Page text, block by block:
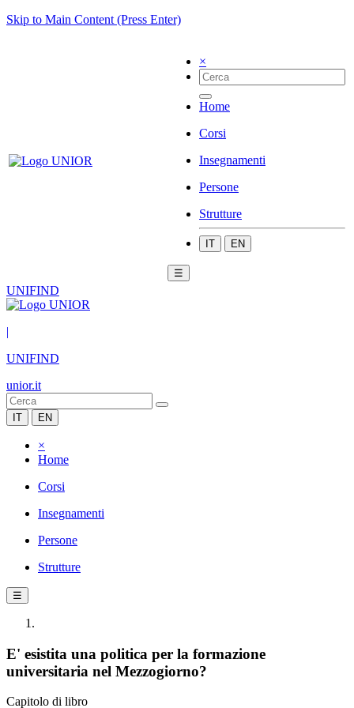
Skip to Main Content (Press Enter)
×
Home
Corsi
Insegnamenti
Persone
Strutture
IT EN
☰
UNIFIND
|
UNIFIND
unior.it
IT EN
×
Home
Corsi
Insegnamenti
Persone
Strutture
☰
E' esistita una politica per la formazione
universitaria nel Mezzogiorno?
Capitolo di libro